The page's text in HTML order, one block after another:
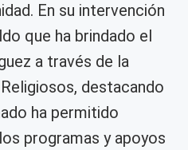
En su intervención
que ha brindado el
a través de la
destacando
ha permitido
programas y apoyos